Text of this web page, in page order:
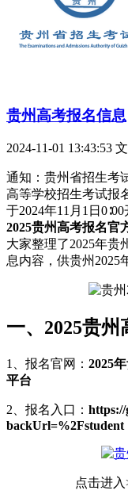
贵州高考报名信息
2024-11-01 13:43:53
通知：贵州省招生考
高等学校招生考试报
于2024年11月1日
2025贵州高考报名官
大家整理了2025年贵
息内容，供贵州2025
一、2025贵州
1、报名官网： 2025
平台
2、报名入口： https://
backUrl=%2Fstudent
点击进入